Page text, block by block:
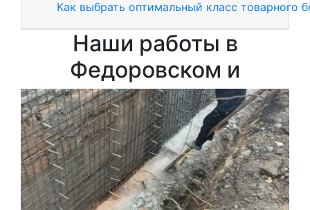
Как выбрать оптимальный класс товарного
Наши работы в
Федоровском и